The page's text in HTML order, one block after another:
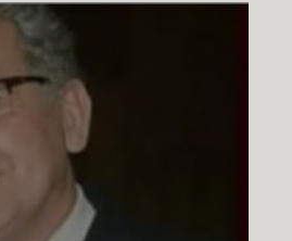
CULTURA
NOTÍCIAS